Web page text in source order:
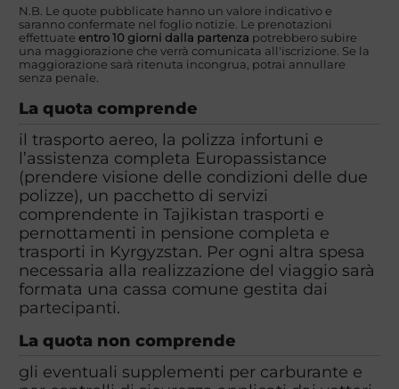
N.B. Le quote pubblicate hanno un valore indicativo e
saranno confermate nel foglio notizie. Le prenotazioni
effettuate entro 10 giorni dalla partenza potrebbero subire
una maggiorazione che verrà comunicata all'iscrizione. Se la
maggiorazione sarà ritenuta incongrua, potrai annullare
senza penale.
La quota comprende
il trasporto aereo, la polizza infortuni e
l’assistenza completa Europassistance
(prendere visione delle condizioni delle due
polizze), un pacchetto di servizi
comprendente in Tajikistan trasporti e
pernottamenti in pensione completa e
trasporti in Kyrgyzstan. Per ogni altra spesa
necessaria alla realizzazione del viaggio sarà
formata una cassa comune gestita dai
partecipanti.
La quota non comprende
gli eventuali supplementi per carburante e